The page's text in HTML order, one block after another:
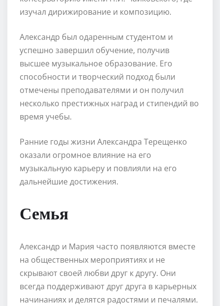
изучал дирижирование и композицию.
Александр был одаренным студентом и
успешно завершил обучение, получив
высшее музыкальное образование. Его
способности и творческий подход были
отмечены преподавателями и он получил
несколько престижных наград и стипендий во
время учебы.
Ранние годы жизни Александра Терещенко
оказали огромное влияние на его
музыкальную карьеру и повлияли на его
дальнейшие достижения.
Семья
Александр и Мария часто появляются вместе
на общественных мероприятиях и не
скрывают своей любви друг к другу. Они
всегда поддерживают друг друга в карьерных
начинаниях и делятся радостями и печалями.